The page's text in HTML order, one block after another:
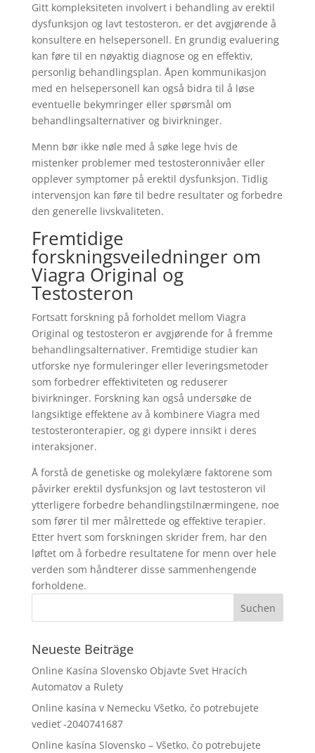
Gitt kompleksiteten involvert i behandling av erektil
dysfunksjon og lavt testosteron, er det avgjørende å
konsultere en helsepersonell. En grundig evaluering
kan føre til en nøyaktig diagnose og en effektiv,
personlig behandlingsplan. Åpen kommunikasjon
med en helsepersonell kan også bidra til å løse
eventuelle bekymringer eller spørsmål om
behandlingsalternativer og bivirkninger.
Menn bør ikke nøle med å søke lege hvis de
mistenker problemer med testosteronnivåer eller
opplever symptomer på erektil dysfunksjon. Tidlig
intervensjon kan føre til bedre resultater og forbedre
den generelle livskvaliteten.
Fremtidige
forskningsveiledninger om
Viagra Original og
Testosteron
Fortsatt forskning på forholdet mellom Viagra
Original og testosteron er avgjørende for å fremme
behandlingsalternativer. Fremtidige studier kan
utforske nye formuleringer eller leveringsmetoder
som forbedrer effektiviteten og reduserer
bivirkninger. Forskning kan også undersøke de
langsiktige effektene av å kombinere Viagra med
testosteronterapier, og gi dypere innsikt i deres
interaksjoner.
Å forstå de genetiske og molekylære faktorene som
påvirker erektil dysfunksjon og lavt testosteron vil
ytterligere forbedre behandlingstilnærmingene, noe
som fører til mer målrettede og effektive terapier.
Etter hvert som forskningen skrider frem, har den
løftet om å forbedre resultatene for menn over hele
verden som håndterer disse sammenhengende
forholdene.
Neueste Beiträge
Online Kasína Slovensko Objavte Svet Hracích
Automatov a Rulety
Online kasína v Nemecku Všetko, čo potrebujete
vedieť -2040741687
Online kasína Slovensko – Všetko, čo potrebujete